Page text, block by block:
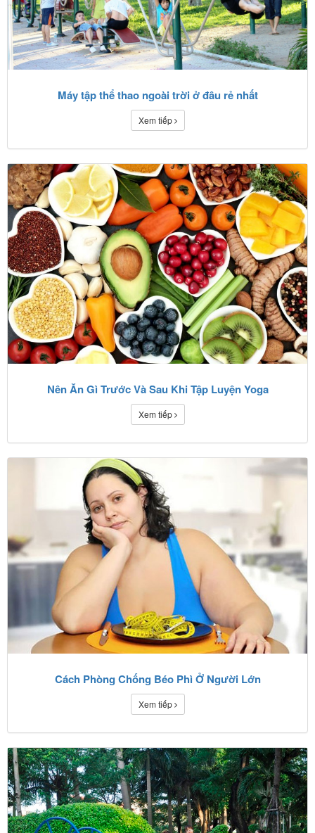
Máy tập thể thao ngoài trời ở đâu rẻ nhất
Xem tiếp
Nên Ăn Gì Trước Và Sau Khi Tập Luyện Yoga
Xem tiếp
Cách Phòng Chống Béo Phì Ở Người Lớn
Xem tiếp